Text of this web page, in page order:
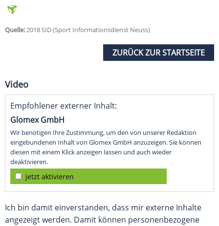
Quelle:2018 SID (Sport Informationsdienst Neuss)
ZURÜCK ZUR STARTSEITE
Video
Empfohlener externer Inhalt:
Glomex GmbH
Wir benötigen Ihre Zustimmung, um den von unserer Redaktion
eingebundenen Inhalt von Glomex GmbH anzuzeigen. Sie können
diesen mit einem Klick anzeigen lassen und auch wieder
deaktivieren.
jetzt aktivieren
Ich bin damit einverstanden, dass mir externe Inhalte
angezeigt werden. Damit können personenbezogene